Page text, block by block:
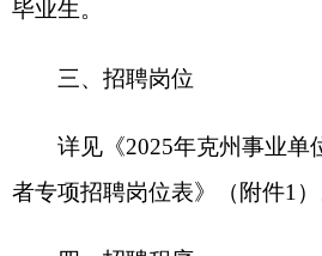
线上报名，考生按要求下载《2025年
表》，并填写个人相关信息。考生须
的岗位条件及要求报名，每人仅限填